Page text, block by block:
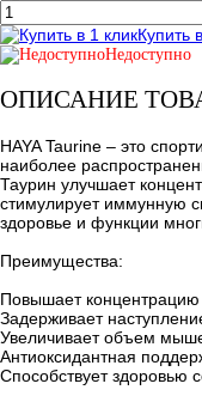
Купить
Недоступно
ОПИСАНИЕ
HAYA Taurine – это
наиболее
Таурин улучшает
стимулирует иммунную
здоровье и функции
Преимущества:
Повышает
Задерживает
Увеличивает объем
Антиоксидантная
Способствует здоровью